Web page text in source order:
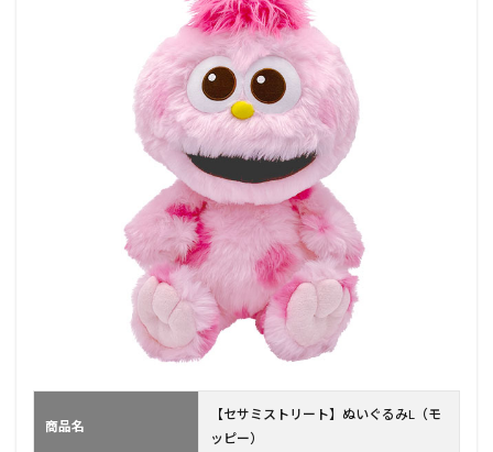
商品名
【セサミストリート】ぬいぐるみL（モ
ッピー）